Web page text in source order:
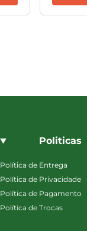
Politicas
Política de Entrega
Política de Privacidade
Política de Pagamento
Política de Trocas